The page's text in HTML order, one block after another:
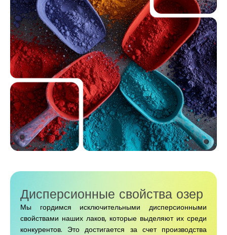
Дисперсионные свойства озер
Мы гордимся исключительными дисперсионными
свойствами наших лаков, которые выделяют их среди
конкурентов. Это достигается за счет производства